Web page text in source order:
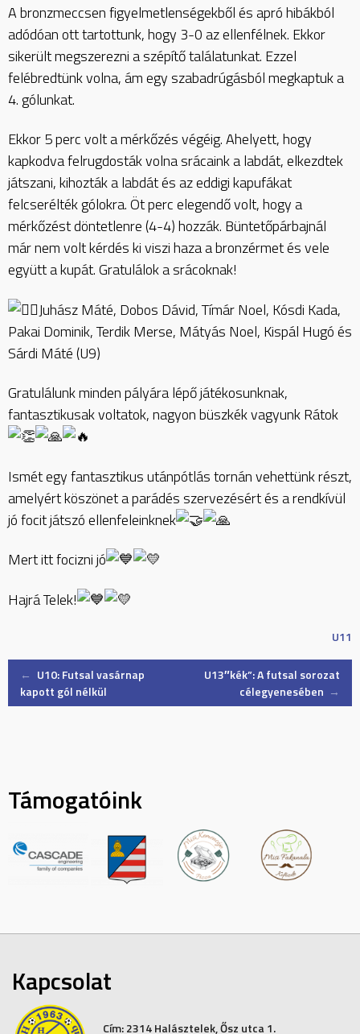
A bronzmeccsen figyelmetlenségekből és apró hibákból
adódóan ott tartottunk, hogy 3-0 az ellenfélnek. Ekkor
sikerült megszerezni a szépítő találatunkat. Ezzel
felébredtünk volna, ám egy szabadrúgásból megkaptuk a
4. gólunkat.
Ekkor 5 perc volt a mérkőzés végéig. Ahelyett, hogy
kapkodva felrugdosták volna srácaink a labdát, elkezdtek
játszani, kihozták a labdát és az eddigi kapufákat
felcserélték gólokra. Öt perc elegendő volt, hogy a
mérkőzést döntetlenre (4-4) hozzák. Büntetőpárbajnál
már nem volt kérdés ki viszi haza a bronzérmet és vele
együtt a kupát. Gratulálok a srácoknak!
Juhász Máté, Dobos Dávid, Tímár Noel, Kósdi Kada,
Pakai Dominik, Terdik Merse, Mátyás Noel, Kispál Hugó és
Sárdi Máté (U9)
Gratulálunk minden pályára lépő játékosunknak,
fantasztikusak voltatok, nagyon büszkék vagyunk Rátok
Ismét egy fantasztikus utánpótlás tornán vehettünk részt,
amelyért köszönet a parádés szervezésért és a rendkívül
jó focit játszó ellenfeleinknek
Mert itt focizni jó
Hajrá Telek!
U11
Post
← U10: Futsal vasárnap
kapott gól nélkül
U13″kék”: A futsal sorozat
célegyenesében →
Támogatóink
Kapcsolat
Cím:2314 Halásztelek, Ősz utca 1.